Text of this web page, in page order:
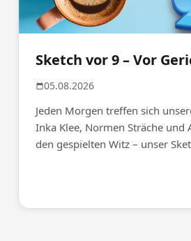
Sketch vor 9 – Vor
05.08.2026
Jeden Morgen treffen sich
Inka Klee, Normen Sträche und
den gespielten Witz – unser